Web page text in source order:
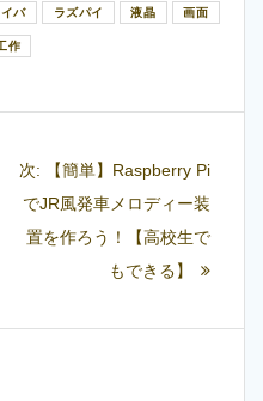
イバ ラズパイ 液晶 画面
作
次:
次
の
投
【簡単】Raspberry Pi
でJR風発車メロディー装
置を作ろう！【高校生で
もできる】